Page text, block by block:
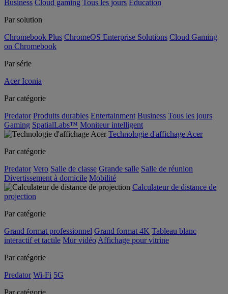
Business Cloud gaming Tous les jours Éducation
Par solution
Chromebook Plus ChromeOS Enterprise Solutions Cloud Gaming
on Chromebook
Par série
Acer Iconia
Par catégorie
Predator Produits durables Entertainment Business Tous les jours
Gaming SpatialLabs™ Moniteur intelligent
Technologie d'affichage Acer
Par catégorie
Predator Vero Salle de classe Grande salle Salle de réunion
Divertissement à domicile Mobilité
Calculateur de distance de
projection
Par catégorie
Grand format professionnel Grand format 4K Tableau blanc
interactif et tactile Mur vidéo Affichage pour vitrine
Par catégorie
Predator Wi-Fi 5G
Par catégorie